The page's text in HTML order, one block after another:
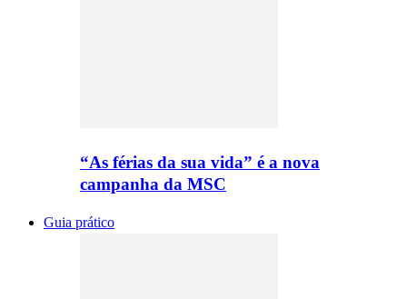
“As férias da sua vida” é a nova
campanha da MSC
Guia prático